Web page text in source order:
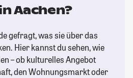
Aachen?
gefragt, was sie über das
Hier kannst du sehen, wie
– ob kulturelles Angebot
den Wohnungsmarkt oder